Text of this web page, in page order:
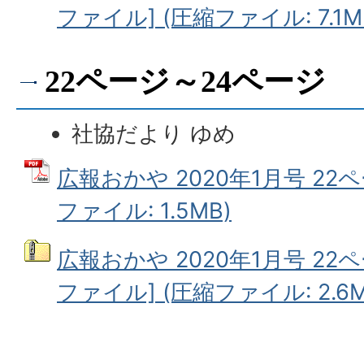
ファイル] (圧縮ファイル:
22ページ～24ページ
社協だより ゆめ
広報おかや 2020年1月号 22
ファイル: 1.5MB)
広報おかや 2020年1月号 22
ファイル] (圧縮ファイル: